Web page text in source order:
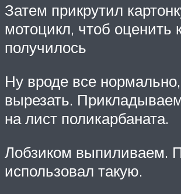
Затем прикрутил
мотоцикл, чтоб оценить
получилось
Ну вроде все
вырезать.
на лист поликарбаната.
Лобзиком выпиливаем.
использовал такую.